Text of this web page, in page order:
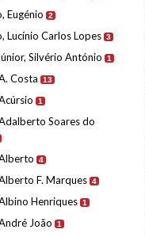
Eugénio 2
Lucínio Carlos Lopes 3
Silvério António 1
Costa 13
1
Soares do
4
F. Marques 4
Henriques 1
João 1